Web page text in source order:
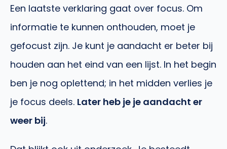
Een laatste verklaring gaat over focus. Om
informatie te kunnen onthouden, moet je
gefocust zijn. Je kunt je aandacht er beter bij
houden aan het eind van een lijst. In het begin
ben je nog oplettend; in het midden verlies je
je focus deels. Later heb je je aandacht er
weer bij.